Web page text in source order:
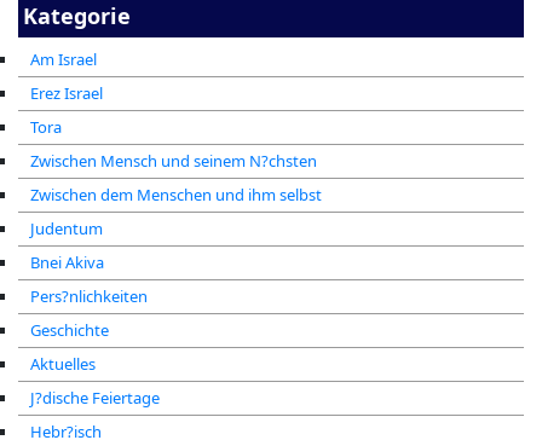
Kategorie
Am Israel
Erez Israel
Tora
Zwischen Mensch und seinem N?chsten
Zwischen dem Menschen und ihm selbst
Judentum
Bnei Akiva
Pers?nlichkeiten
Geschichte
Aktuelles
J?dische Feiertage
Hebr?isch